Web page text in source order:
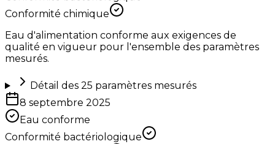
Conformité chimique
Eau d'alimentation conforme aux exigences de
qualité en vigueur pour l'ensemble des paramètres
mesurés.
Détail des 25 paramètres mesurés
8 septembre 2025
Eau conforme
Conformité bactériologique